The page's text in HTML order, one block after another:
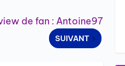
de fan : Antoine97
SUIVANT